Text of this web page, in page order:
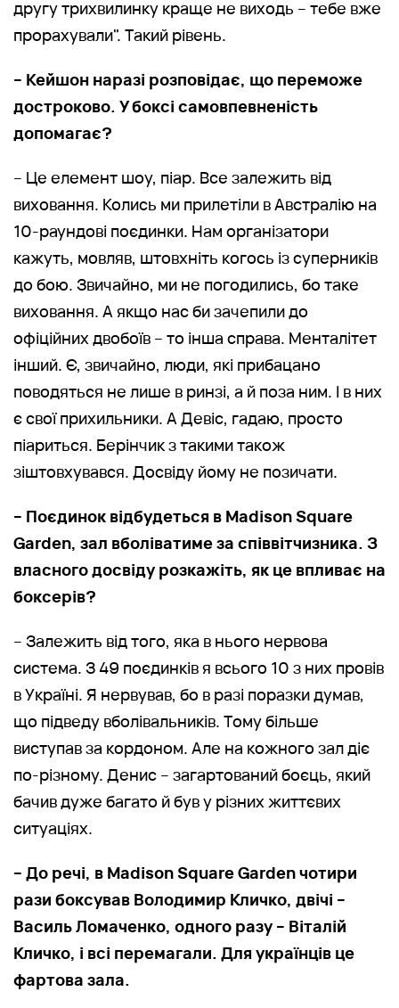
другу трихвилинку краще не виходь – тебе вже
прорахували". Такий рівень.
– Кейшон наразі розповідає, що переможе
достроково. У боксі самовпевненість
допомагає?
– Це елемент шоу, піар. Все залежить від
виховання. Колись ми прилетіли в Австралію на
10-раундові поєдинки. Нам організатори
кажуть, мовляв, штовхніть когось із суперників
до бою. Звичайно, ми не погодились, бо таке
виховання. А якщо нас би зачепили до
офіційних двобоїв – то інша справа. Менталітет
інший. Є, звичайно, люди, які прибацано
поводяться не лише в ринзі, а й поза ним. І в них
є свої прихильники. А Девіс, гадаю, просто
піариться. Берінчик з такими також
зіштовхувався. Досвіду йому не позичати.
– Поєдинок відбудеться в Madison Square
Garden, зал вболіватиме за співвітчизника. З
власного досвіду розкажіть, як це впливає на
боксерів?
– Залежить від того, яка в нього нервова
система. З 49 поєдинків я всього 10 з них провів
в Україні. Я нервував, бо в разі поразки думав,
що підведу вболівальників. Тому більше
виступав за кордоном. Але на кожного зал діє
по-різному. Денис – загартований боєць, який
бачив дуже багато й був у різних життєвих
ситуаціях.
– До речі, в Madison Square Garden чотири
рази боксував Володимир Кличко, двічі –
Василь Ломаченко, одного разу – Віталій
Кличко, і всі перемагали. Для українців це
фартова зала.